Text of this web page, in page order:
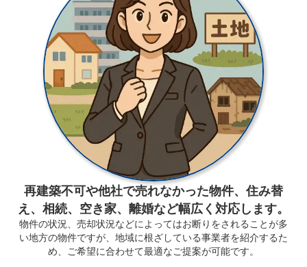
再建築不可や他社で売れなかった物件、住み替
え、相続、空き家、離婚など幅広く対応します。
物件の状況、売却状況などによってはお断りをされることが多
い地方の物件ですが、地域に根ざしている事業者を紹介するた
め、ご希望に合わせて最適なご提案が可能です。